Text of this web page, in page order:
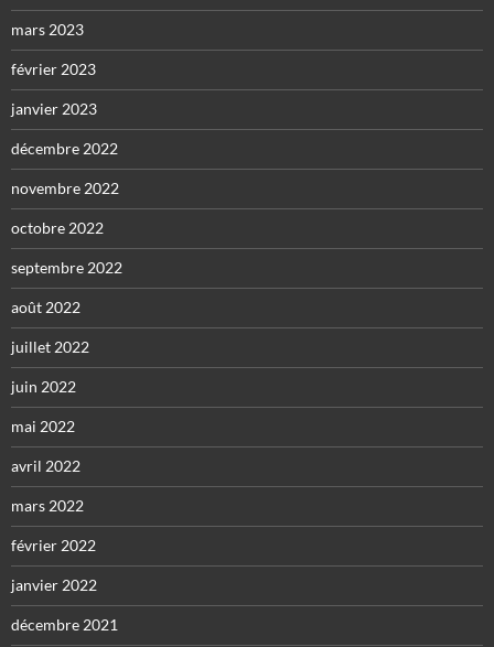
mars 2023
février 2023
janvier 2023
décembre 2022
novembre 2022
octobre 2022
septembre 2022
août 2022
juillet 2022
juin 2022
mai 2022
avril 2022
mars 2022
février 2022
janvier 2022
décembre 2021